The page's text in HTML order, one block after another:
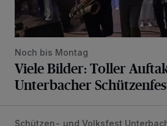
Noch bis Montag
Viele Bilder: Toller
Unterbacher
Schützen- und Volksfest